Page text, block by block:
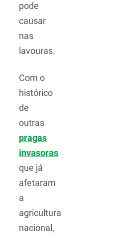
pode
causar
nas
lavouras.
Com o
histórico
de
outras
pragas
invasoras
que já
afetaram
a
agricultura
nacional,